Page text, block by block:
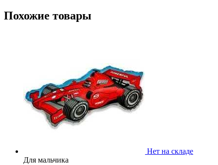
Похожие товары
Нет на складе
Для мальчика